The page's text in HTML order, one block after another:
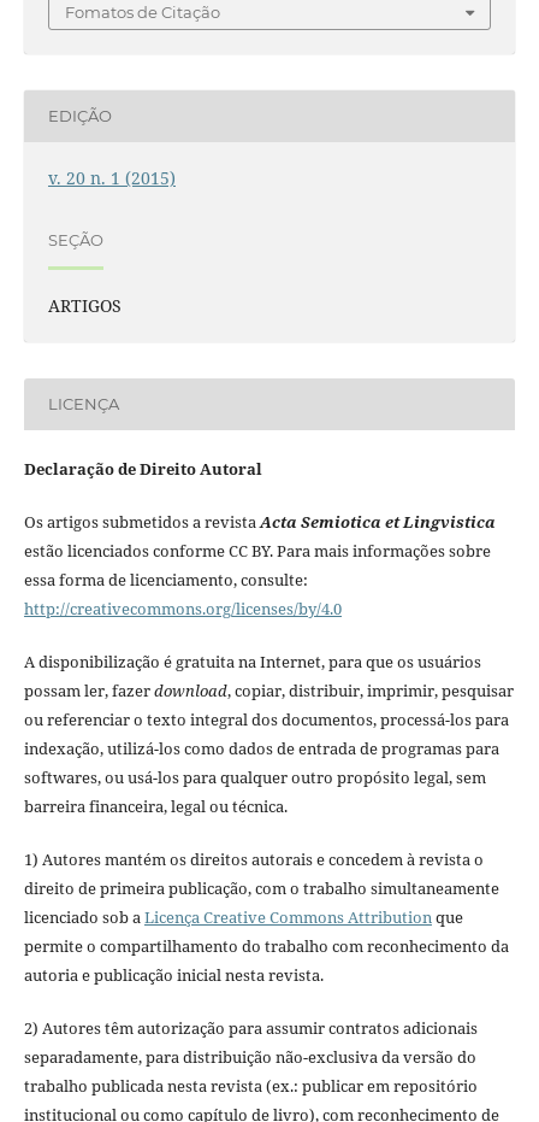
Fomatos de Citação
EDIÇÃO
v. 20 n. 1 (2015)
SEÇÃO
ARTIGOS
LICENÇA
Declaração de Direito Autoral
Os artigos submetidos a revistaActa Semiotica et Lingvistica
estão licenciados conforme CC BY. Para mais informações sobre
essa forma de licenciamento, consulte:
http://creativecommons.org/licenses/by/4.0
A disponibilização é gratuita na Internet, para que os usuários
possam ler, fazerdownload, copiar, distribuir, imprimir, pesquisar
ou referenciar o texto integral dos documentos, processá-los para
indexação, utilizá-los como dados de entrada de programas para
softwares, ou usá-los para qualquer outro propósito legal, sem
barreira financeira, legal ou técnica.
1) Autores mantém os direitos autorais e concedem à revista o
direito de primeira publicação, com o trabalho simultaneamente
licenciado sob aLicença Creative Commons Attributionque
permite o compartilhamento do trabalho com reconhecimento da
autoria e publicação inicial nesta revista.
2) Autores têm autorização para assumir contratos adicionais
separadamente, para distribuição não-exclusiva da versão do
trabalho publicada nesta revista (ex.: publicar em repositório
institucional ou como capítulo de livro), com reconhecimento de